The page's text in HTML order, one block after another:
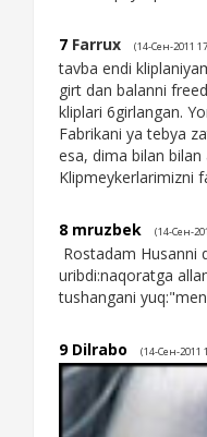
7 Farrux (14-Сен-2011
tavba endi
girt dan balanni
kliplari 6girlangan.
Fabrikani ya tebya
esa, dima bilan
Klipmeykerlarimizni
8 mruzbek (14-Сен-
Rostadam Husanni
uribdi:naqoratga
tushangani
9 Dilrabo (14-Сен-2011